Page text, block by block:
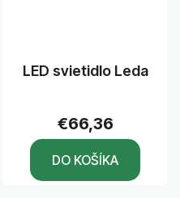
LED svietidlo Leda
€66,36
DO KOŠÍKA